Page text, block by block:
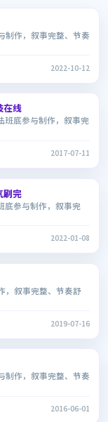
制作，叙事完整、节奏
2022-10-12
在线
班底参与制作，叙事完
2017-07-11
刷完
底参与制作，叙事完
2022-01-08
，叙事完整、节奏舒
2019-07-16
制作，叙事完整、节奏
2016-06-01